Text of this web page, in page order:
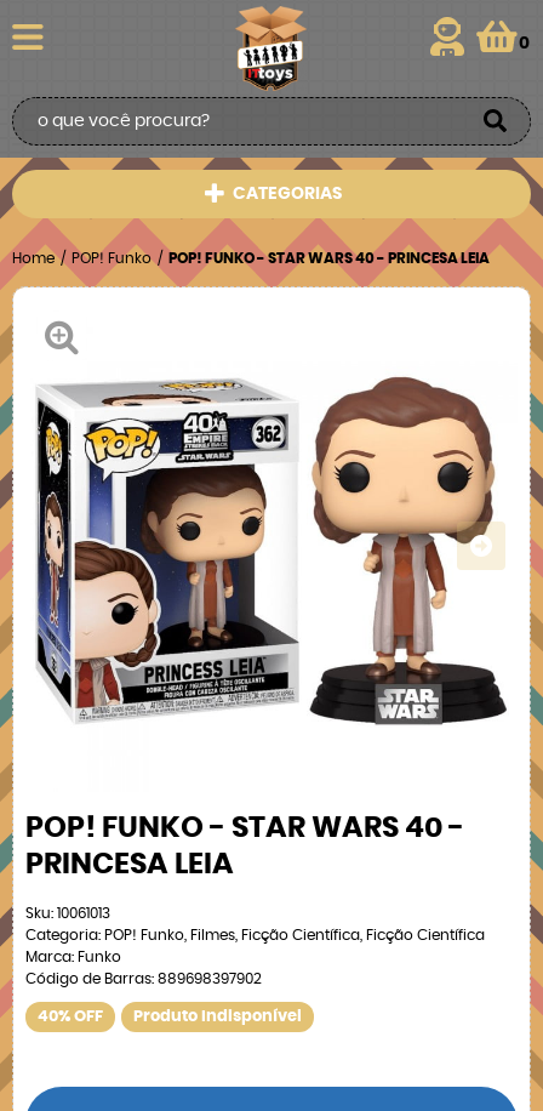
0
CATEGORIAS
Home POP! Funko POP! FUNKO - STAR WARS 40 - PRINCESA LEIA
POP! FUNKO - STAR WARS 40 -
PRINCESA LEIA
Sku: 10061013
Categoria: POP! Funko Filmes Ficção Científica Ficção Científica
Marca: Funko
Código de Barras: 889698397902
40% OFF Produto Indisponível